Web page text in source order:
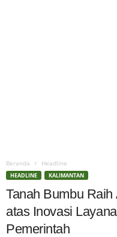
Beranda Headline
HEADLINE KALIMANTAN
Tanah Bumbu
atas Inovasi
Pemerintah